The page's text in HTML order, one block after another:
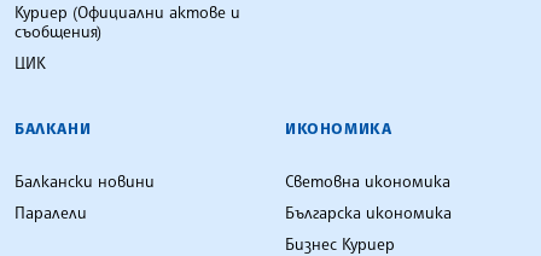
Куриер (Официални актове и
съобщения)
ЦИК
БАЛКАНИ
Балкански новини
Паралели
ИКОНОМИКА
Световна икономика
Българска икономика
Бизнес Куриер